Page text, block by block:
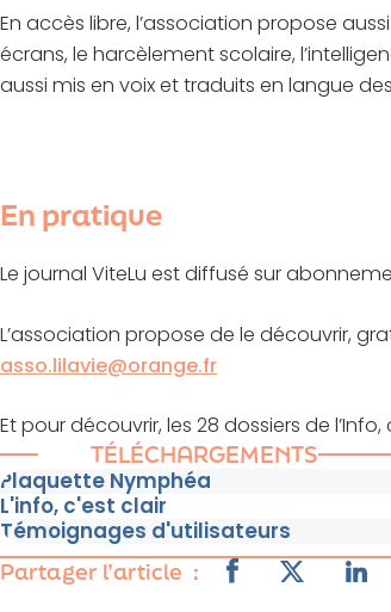
En accès libre, l’association propose
écrans, le harcèlement scolaire,
aussi mis en voix et traduits en langue
En pratique
Le journal ViteLu est diffusé sur
L’association propose de le découvrir,
asso.lilavie@orange.fr
Et pour découvrir, les 28 dossiers de l’Info,
TÉLÉCHARGEMENTS
Plaquette Nymphéa
L'info, c'est clair
Témoignages d'utilisateurs
Partager l’article